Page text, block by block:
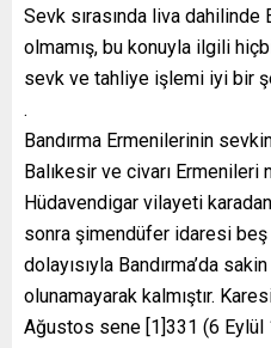
Sevk sırasında liva dahilinde
olmamış, bu konuyla ilgili
sevk ve tahliye işlemi iyi bir
.
Bandırma Ermenilerinin
Balıkesir ve civarı Ermenileri
Hüdavendigar vilayeti
sonra şimendüfer idaresi
dolayısıyla Bandırma’da
olunamayarak kalmıştır.
Ağustos sene [1]331 (6